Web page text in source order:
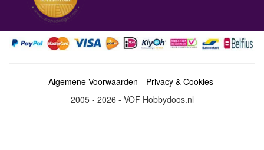
Algemene Voorwaarden
Privacy & Cookies
2005 - 2026 - VOF Hobbydoos.nl